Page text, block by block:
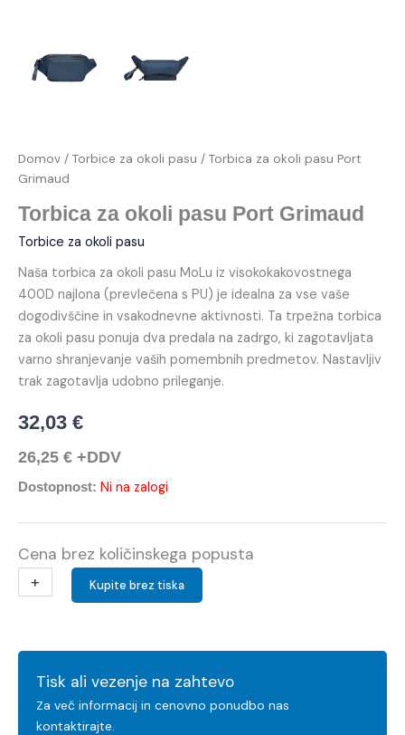
Domov / Torbice za okoli pasu / Torbica za okoli pasu Port
Grimaud
Torbica za okoli pasu Port Grimaud
Torbice za okoli pasu
Naša torbica za okoli pasu MoLu iz visokokakovostnega
400D najlona (prevlečena s PU) je idealna za vse vaše
dogodivščine in vsakodnevne aktivnosti. Ta trpežna torbica
za okoli pasu ponuja dva predala na zadrgo, ki zagotavljata
varno shranjevanje vaših pomembnih predmetov. Nastavljiv
trak zagotavlja udobno prileganje.
32,03 €
26,25 € +DDV
Dostopnost: Ni na zalogi
Cena brez količinskega popusta
-
+ Kupite brez tiska
Tisk ali vezenje na zahtevo
Za več informacij in cenovno ponudbo nas
kontaktirajte.